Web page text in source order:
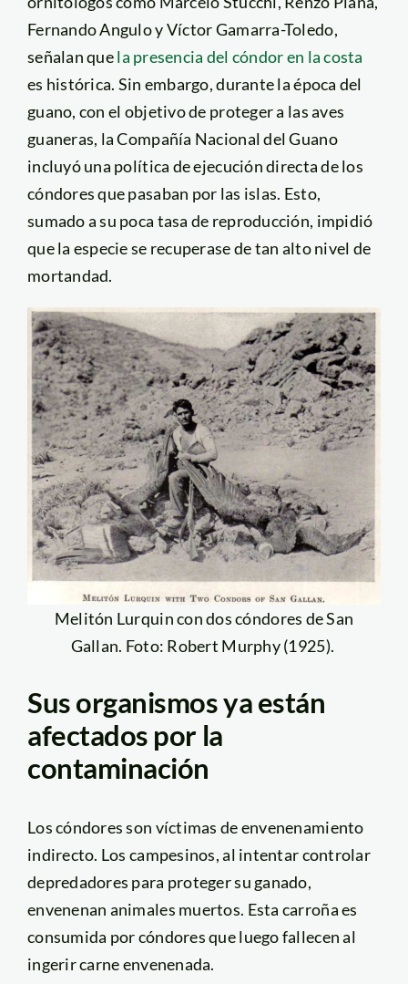
Fernando Angulo y Víctor Gamarra-Toledo,
señalan quela presencia del cóndor en la costa
es histórica. Sin embargo, durante la época del
guano, con el objetivo de proteger a las aves
guaneras, la Compañía Nacional del Guano
incluyó una política de ejecución directa de los
cóndores que pasaban por las islas. Esto,
sumado a su poca tasa de reproducción, impidió
que la especie se recuperase de tan alto nivel de
mortandad.
Melitón Lurquin con dos cóndores de San
Gallan. Foto: Robert Murphy (1925).
Sus organismos ya están
afectados por la
contaminación
Los cóndores son víctimas de envenenamiento
indirecto. Los campesinos, al intentar controlar
depredadores para proteger su ganado,
envenenan animales muertos. Esta carroña es
consumida por cóndores que luego fallecen al
ingerir carne envenenada.